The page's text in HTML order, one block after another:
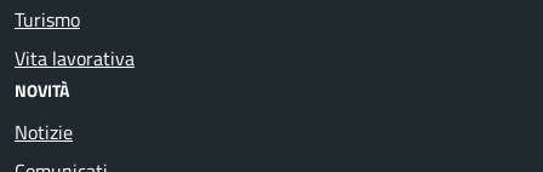
Turismo
Vita lavorativa
NOVITÀ
Notizie